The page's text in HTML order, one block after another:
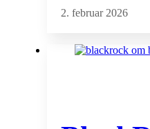
2. februar 2026